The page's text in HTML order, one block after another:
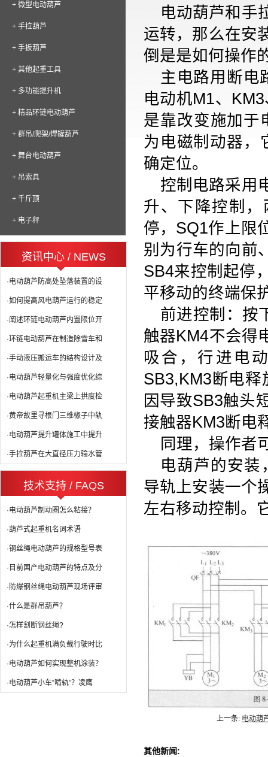
+ 微型电动葫芦
+ 手拉葫芦
+ 手扳葫芦
+ 其他起重工具
+ 多功能提升机
+ 精品环链电动葫芦
+ 群吊/爬架/焊罐葫芦
+ 舞台电动葫芦
+ 吊索具
+ 千斤顶
+ 电子秤
资讯中心 / NEWS
·电动葫芦防高处坠落装置的设
·如何提高风电葫芦运行的稳定
·阐述环链电动葫芦内置限位开
·环链电动葫芦在制造除雪车和
·手动液压搬运车的结构设计及
·电动葫芦轻量化与强度优化综
·电动葫芦起重机主梁上拱度检
·黄帝故里寻根门三维椽子中轨
·电动葫芦提升罐体施工中提升
·手拉葫芦在大直径压力输水管
技术支持 / FAQS
·电动葫芦制动圈怎么粘接？
·葫芦式起重机名词术语
·钢丝绳电动葫芦的规格型号表
·目前国产电动葫芦的特点及分
·防爆钢丝绳电动葫芦现场评审
·什么是群吊葫芦？
·怎样割断钢丝绳?
·为什么起重机满负载行驶时比
·电动葫芦如何实现整机涂装？
·电动葫芦小车“啃轨”？凌鹰
电动葫芦和手
运转，那么在安
倒是是如何操作
主电路用断电
电动机M1、 KM3
是靠改变施加于
为电磁制动器，
确定位。
控制电路采用
升、下降控制
停， SQ1作上限
别为行车的向前
SB4来控制起停
平移动的终端保
前进控制：按
触器KM4不会得
吸合，行进电
SB3,KM3断电释
因导致SB3触头
接触器KM3断电
同理，操作者
电葫芦的安装
导轨上安装一个
左右移动控制。
上一条: 电动葫
其他新闻: